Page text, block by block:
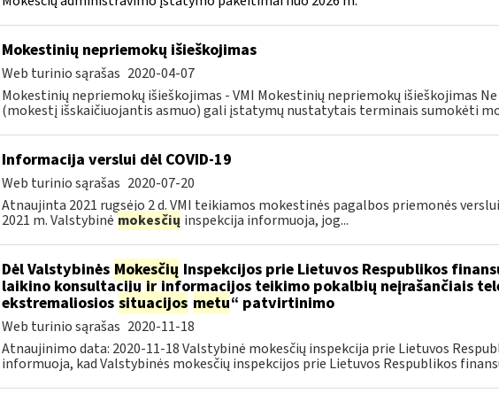
Mokestinių nepriemokų išieškojimas
Web turinio sąrašas 2020-04-07
Mokestinių nepriemokų išieškojimas - VMI Mokestinių nepriemokų išieškojimas
(mokestį išskaičiuojantis asmuo) gali įstatymų nustatytais terminais sumokėti
Informacija verslui dėl COVID-19
Web turinio sąrašas 2020-07-20
Atnaujinta 2021 rugsėjo 2 d. VMI teikiamos mokestinės pagalbos priemonės
2021 m. Valstybinė mokesčių inspekcija informuoja, jog...
Dėl Valstybinės Mokesčių Inspekcijos prie Lietuvos Respublikos
laikino konsultacijųirinformacijos teikimo pokalbių neįrašančiais
ekstremaliosios situacijos metu“ patvirtinimo
Web turinio sąrašas 2020-11-18
Atnaujinimo data: 2020-11-18 Valstybinė mokesčių inspekcija prie Lietuvos
informuoja, kad Valstybinės mokesčių inspekcijos prie Lietuvos Respublikos